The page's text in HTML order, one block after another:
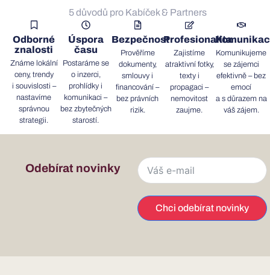
5 důvodů pro Kabíček & Partners
Odborné
znalosti
Známe lokální
ceny, trendy
i souvislosti –
nastavíme
správnou
strategii.
Úspora
času
Postaráme se
o inzerci,
prohlídky i
komunikaci –
bez zbytečných
starostí.
Bezpečnost
Prověříme
dokumenty,
smlouvy i
financování –
bez právních
rizik.
Profesionalita
Zajistíme
atraktivní fotky,
texty i
propagaci –
nemovitost
zaujme.
Komunikujeme
se zájemci
efektivně – bez
emocí
a s důrazem na
váš zájem.
Odebírat novinky
Chci odebírat novinky